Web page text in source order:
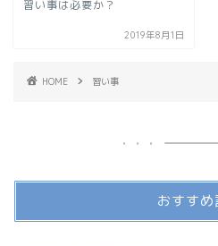
習い事は必要か？
2019年8月1日
HOME 習い事
おすすめ